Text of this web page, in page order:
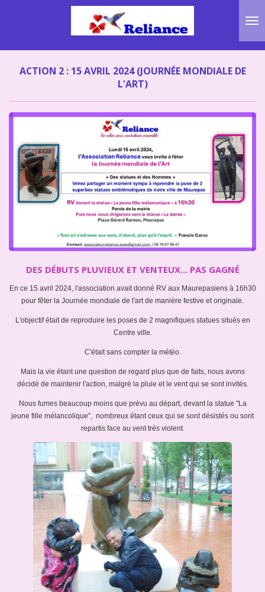
principal
ACTION 2 : 15 AVRIL 2024 (JOURNÉE MONDIALE DE
L'ART)
DES DÉBUTS PLUVIEUX ET VENTEUX... PAS GAGNÉ
En ce 15 avril 2024, l'association avait donné RV aux Maurepasiens à 16h30
pour fêter la Journée mondiale de l'art de manière festive et originale.
L'objectif était de reproduire les poses de 2 magnifiques statues situés en
Centre ville.
C'était sans compter la météo.
Mais la vie étant une question de regard plus que de faits, nous avons
décidé de maintenir l'action, malgré la pluie et le vent qui se sont invités.
Nous fumes beaucoup moins que prévu au départ, devant la statue "La
jeune fille mélancolique", nombreux étant ceux qui se sont désistés ou sont
repartis face au vent très violent.